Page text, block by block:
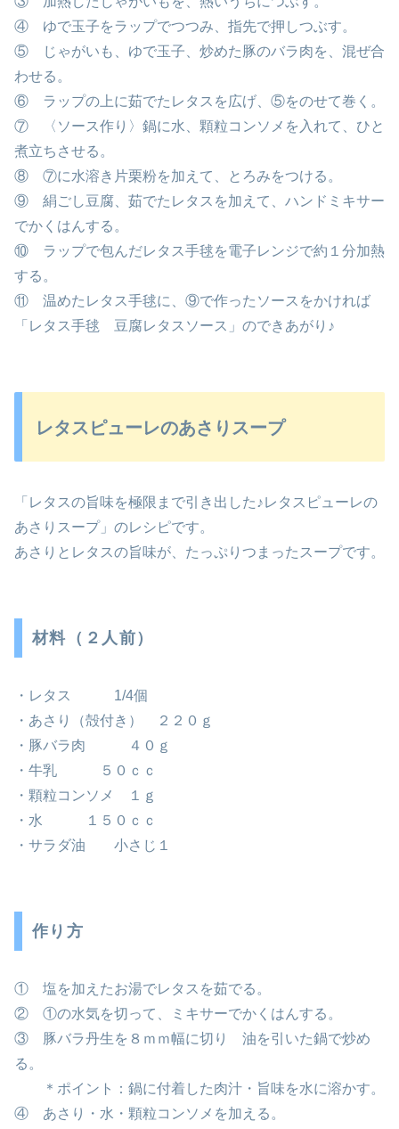
④ ゆで玉子をラップでつつみ、指先で押しつぶす。
⑤ じゃがいも、ゆで玉子、炒めた豚のバラ肉を、混ぜ合
わせる。
⑥ ラップの上に茹でたレタスを広げ、⑤をのせて巻く。
⑦ 〈ソース作り〉鍋に水、顆粒コンソメを入れて、ひと
煮立ちさせる。
⑧ ⑦に水溶き片栗粉を加えて、とろみをつける。
⑨ 絹ごし豆腐、茹でたレタスを加えて、ハンドミキサー
でかくはんする。
⑩ ラップで包んだレタス手毬を電子レンジで約１分加熱
する。
⑪ 温めたレタス手毬に、⑨で作ったソースをかければ
「レタス手毬 豆腐レタスソース」のできあがり♪
レタスピューレのあさりスープ
「レタスの旨味を極限まで引き出した♪レタスピューレの
あさりスープ」のレシピです。
あさりとレタスの旨味が、たっぷりつまったスープです。
材料（２人前）
・レタス 1/4個
・あさり（殻付き） ２２０ｇ
・豚バラ肉 ４０ｇ
・牛乳 ５０ｃｃ
・顆粒コンソメ １ｇ
・水 １５０ｃｃ
・サラダ油 小さじ１
作り方
① 塩を加えたお湯でレタスを茹でる。
② ①の水気を切って、ミキサーでかくはんする。
③ 豚バラ丹生を８ｍｍ幅に切り 油を引いた鍋で炒め
る。
＊ポイント：鍋に付着した肉汁・旨味を水に溶かす。
④ あさり・水・顆粒コンソメを加える。